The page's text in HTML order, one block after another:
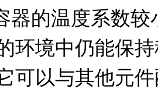
环境中仍能保
可以与其他元